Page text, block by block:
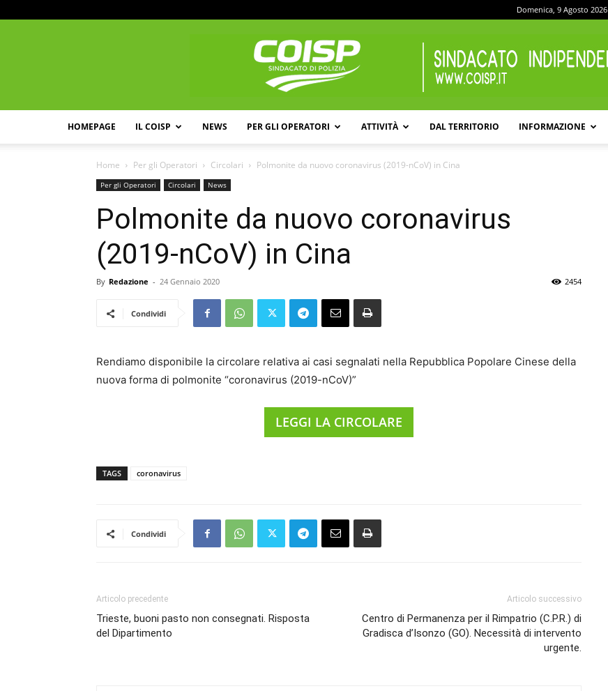
Domenica, 9 Agosto 2026
HOMEPAGE IL COISP NEWS PER GLI OPERATORI ATTIVITÀ DAL TERRITORIO INFORMAZIONE
Home Per gli Operatori Circolari Polmonite da nuovo coronavirus (2019-nCoV) in Cina
Per gli Operatori Circolari News
Polmonite da nuovo coronavirus
(2019-nCoV) in Cina
By Redazione - 24 Gennaio 2020 2454
Condividi
Rendiamo disponibile la circolare relativa ai casi segnalati nella Repubblica Popolare Cinese della
nuova forma di polmonite “coronavirus (2019-nCoV)”
LEGGI LA CIRCOLARE
TAGS coronavirus
Condividi
Articolo precedente
Trieste, buoni pasto non consegnati. Risposta
del Dipartimento
Articolo successivo
Centro di Permanenza per il Rimpatrio (C.P.R.) di
Gradisca d’Isonzo (GO). Necessità di intervento
urgente.